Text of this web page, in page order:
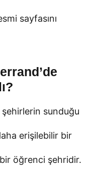
sayfasını
sunduğu
erişilebilir bir
öğrenci şehridir.